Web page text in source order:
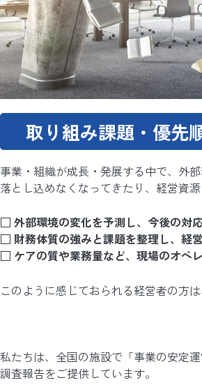
取り組み課題・優先
事業・組織が成長・発展する中で、外
落とし込めなくなってきたり、経営資
□ 外部環境の変化を予測し、今後の対
□ 財務体質の強みと課題を整理し、経
□ ケアの質や業務量など、現場のオペ
このように感じておられる経営者の方
私たちは、全国の施設で「事業の安定
調査報告をご提供しています。